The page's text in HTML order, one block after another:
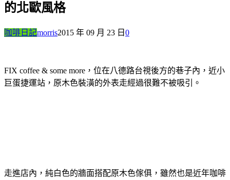
的北歐風格
咖啡日記morris2015 年 09 月 23 日 0
FIX coffee & some more，位在八德路台視後方的巷子內，近小
巨蛋捷運站，原木色裝潢的外表走經過很難不被吸引。
走進店內，純白色的牆面搭配原木色傢俱，雖然也是近年咖啡